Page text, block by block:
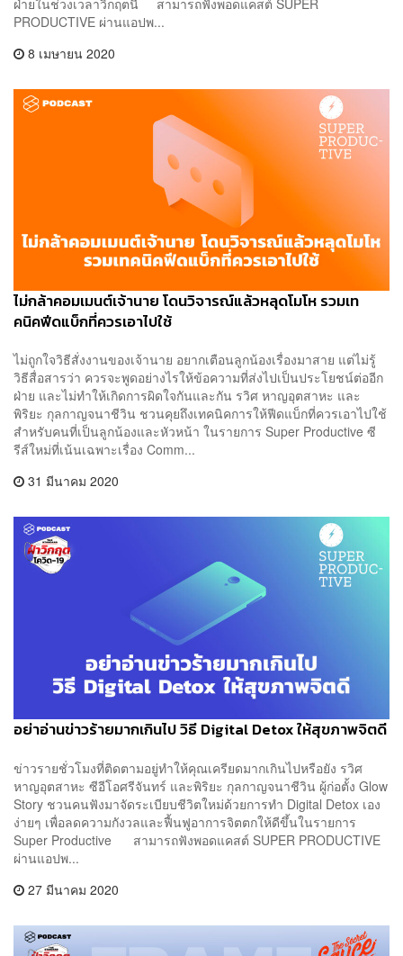
PRODUCTIVE ผ่านแอปพ...
8 เมษายน 2020
ไม่กล้าคอมเมนต์เจ้านาย โดนวิจารณ์แล้วหลุดโมโห รวมเท
คนิคฟีดแบ็กที่ควรเอาไปใช้
ไม่ถูกใจวิธีสั่งงานของเจ้านาย อยากเตือนลูกน้องเรื่องมาสาย แต่ไม่รู้
วิธีสื่อสารว่า ควรจะพูดอย่างไรให้ข้อความที่ส่งไปเป็นประโยชน์ต่ออีก
ฝ่าย และไม่ทำให้เกิดการผิดใจกันและกัน รวิศ หาญอุตสาหะ และ
พิริยะ กุลกาญจนาชีวิน ชวนคุยถึงเทคนิคการให้ฟีดแบ็กที่ควรเอาไปใช้
สำหรับคนที่เป็นลูกน้องและหัวหน้า ในรายการ Super Productive ซี
รีส์ใหม่ที่เน้นเฉพาะเรื่อง Comm...
31 มีนาคม 2020
อย่าอ่านข่าวร้ายมากเกินไป วิธี Digital Detox ให้สุขภาพจิตดี
ข่าวรายชั่วโมงที่ติดตามอยู่ทำให้คุณเครียดมากเกินไปหรือยัง รวิศ
หาญอุตสาหะ ซีอีโอศรีจันทร์ และพิริยะ กุลกาญจนาชีวิน ผู้ก่อตั้ง Glow
Story ชวนคนฟังมาจัดระเบียบชีวิตใหม่ด้วยการทำ Digital Detox เอง
ง่ายๆ เพื่อลดความกังวลและฟื้นฟูอาการจิตตกให้ดีขึ้นในรายการ
Super Productive สามารถฟังพอดแคสต์ SUPER PRODUCTIVE
ผ่านแอปพ...
27 มีนาคม 2020